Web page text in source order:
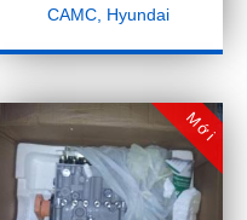
CAMC, Hyundai
Mới